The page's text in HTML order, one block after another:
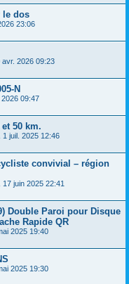
le dos
23:06
avr. 2026 09:23
N
09:47
50 km.
1 juil. 2025 12:46
convivial – région
17 juin 2025 22:41
Double Paroi pour Disque
Rapide QR
2025 19:40
2025 19:30